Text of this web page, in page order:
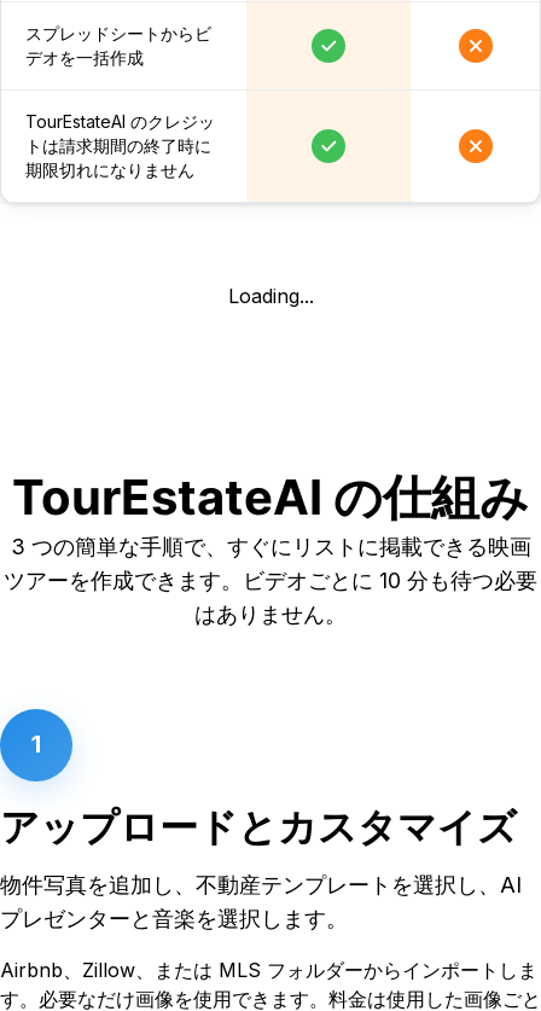
スプレッドシートからビ
デオを一括作成
TourEstateAI のクレジッ
トは請求期間の終了時に
期限切れになりません
Loading...
TourEstateAI の仕組み
3 つの簡単な手順で、すぐにリストに掲載できる映画
ツアーを作成できます。ビデオごとに 10 分も待つ必要
はありません。
1
アップロードとカスタマイズ
物件写真を追加し、不動産テンプレートを選択し、AI
プレゼンターと音楽を選択します。
Airbnb、Zillow、または MLS フォルダーからインポートしま
す。必要なだけ画像を使用できます。料金は使用した画像ごと